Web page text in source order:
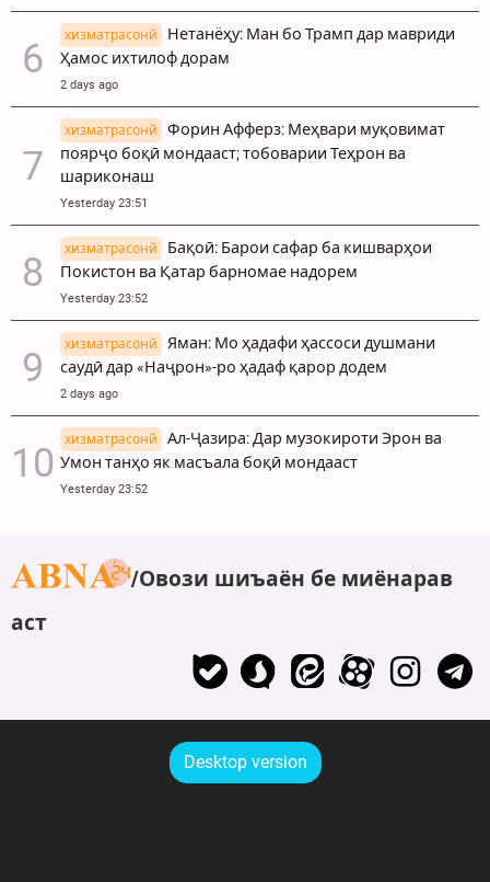
хизматрасонй
Нетанёҳу: Ман бо Трамп дар мавриди
Ҳамос ихтилоф дорам
2 days ago
хизматрасонй
Форин Афферз: Меҳвари муқовимат
поярҷо боқӣ мондааст; тобоварии Теҳрон ва
шариконаш
Yesterday 23:51
хизматрасонй
Бақоӣ: Барои сафар ба кишварҳои
Покистон ва Қатар барномае надорем
Yesterday 23:52
хизматрасонй
Яман: Мо ҳадафи ҳассоси душмани
саудӣ дар «Наҷрон»-ро ҳадаф қарор додем
2 days ago
хизматрасонй
Ал-Ҷазира: Дар музокироти Эрон ва
Умон танҳо як масъала боқӣ мондааст
Yesterday 23:52
Овози шиъаён бе миёнарав
аст
Desktop version